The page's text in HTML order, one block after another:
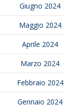
Giugno 2024
Maggio 2024
Aprile 2024
Marzo 2024
Febbraio 2024
Gennaio 2024